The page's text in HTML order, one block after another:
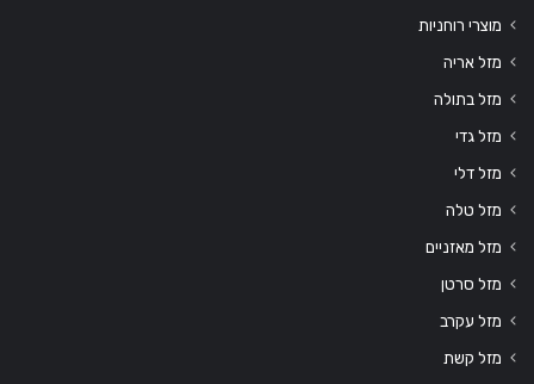
מוצרי רוחניות
מזל אריה
מזל בתולה
מזל גדי
מזל דלי
מזל טלה
מזל מאזניים
מזל סרטן
מזל עקרב
מזל קשת